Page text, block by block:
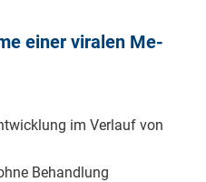
ei­ner vi­ra­len Me­
im Ver­lauf von
Be­hand­lung